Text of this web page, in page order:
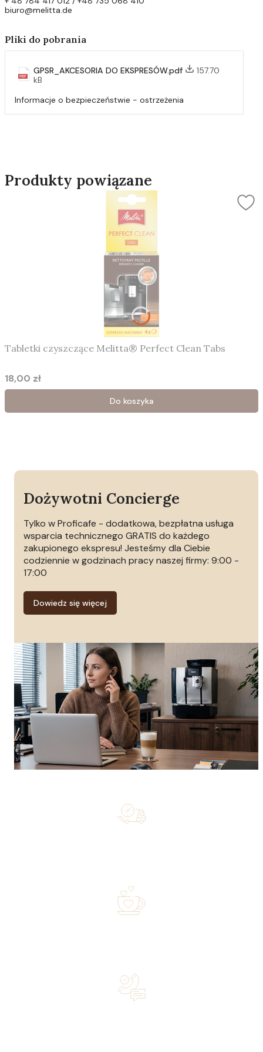
biuro@melitta.de
Pliki do pobrania
GPSR_AKCESORIA DO EKSPRESÓW.pdf
157.70
kB
Informacje o bezpieczeństwie - ostrzeżenia
Produkty powiązane
Tabletki czyszczące Melitta® Perfect Clean Tabs
Cena
18,00 zł
Do koszyka
Dożywotni Concierge
Tylko w Proficafe - dodatkowa, bezpłatna usługa
wsparcia technicznego GRATIS do każdego
zakupionego ekspresu! Jesteśmy dla Ciebie
codziennie w godzinach pracy naszej firmy: 9:00 -
17:00
Dowiedz się więcej